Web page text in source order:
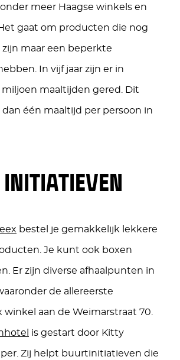
meer Haagse winkels en
gaat om producten die nog
maar een beperkte
In vijf jaar zijn er in
miljoen maaltijden gered. Dit
dan één maaltijd per persoon in
bestel je gemakkelijk lekkere
Je kunt ook boxen
Er zijn diverse afhaalpunten in
de allereerste
winkel aan de Weimarstraat 70.
is gestart door Kitty
Zij helpt buurtinitiatieven die